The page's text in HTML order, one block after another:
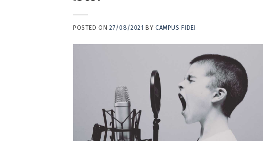
POSTED ON27/08/2021 BY CAMPUS FIDEI